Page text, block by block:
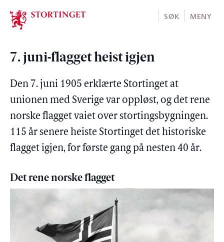
Stortinget.no
SØK MENY
7. juni-flagget heist igjen
Den 7. juni 1905 erklærte Stortinget at
unionen med Sverige var oppløst, og det rene
norske flagget vaiet over stortingsbygningen.
115 år senere heiste Stortinget det historiske
flagget igjen, for første gang på nesten 40 år.
Det rene norske flagget